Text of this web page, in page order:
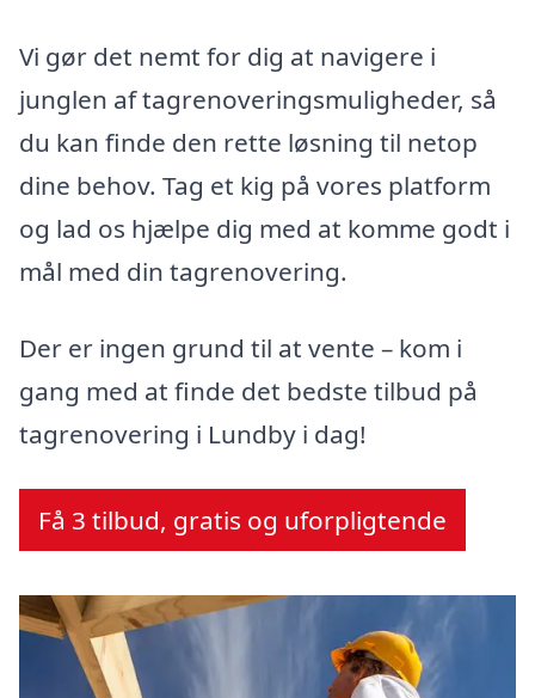
Vi gør det nemt for dig at navigere i
junglen af tagrenoveringsmuligheder, så
du kan finde den rette løsning til netop
dine behov. Tag et kig på vores platform
og lad os hjælpe dig med at komme godt i
mål med din tagrenovering.
Der er ingen grund til at vente – kom i
gang med at finde det bedste tilbud på
tagrenovering i Lundby i dag!
Få 3 tilbud, gratis og uforpligtende